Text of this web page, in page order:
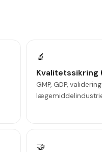
🔬
Kvalitetssikring
GMP, GDP,
🤝